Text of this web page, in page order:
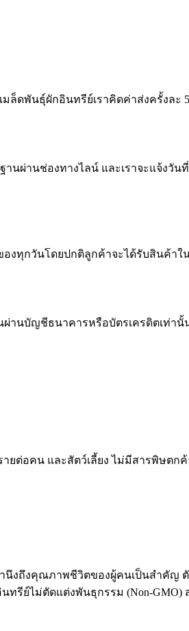
มล็ดพันธุ์ผักอินทรีย์เราคิดค่าส่งครั้งละ
ผ่านช่องทางไลน์ และเราจะแจ้งวั
งทุกวันโดยปกติลูกค้าจะได้รับสินค้าใ
ผ่านบัญชีธนาคารหรือบัตรเครดิตเท่านั้
ยต่อคน และสัตว์เลี้ยง ไม่มีสารพิษตก
นึงถึงคุณภาพชีวิตของผู้คนเป็นสำคัญ
ไม่ตัดแต่งพันธุกรรม (Non-GMO)